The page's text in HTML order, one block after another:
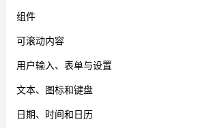
组件
可滚动内容
用户输入、表单与设置
文本、图标和键盘
日期、时间和日历